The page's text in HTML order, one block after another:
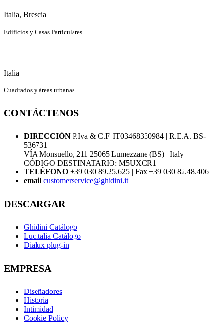
Italia, Brescia
Edificios y Casas Particulares
Italia
Cuadrados y áreas urbanas
CONTÁCTENOS
DIRECCIÓN P.Iva & C.F. IT03468330984 | R.E.A. BS-
536731
VÍA Monsuello, 211 25065 Lumezzane (BS) | Italy
CÓDIGO DESTINATARIO: M5UXCR1
TELÉFONO +39 030 89.25.625 | Fax +39 030 82.48.406
email customerservice@ghidini.it
DESCARGAR
Ghidini Catálogo
Lucitalia Catálogo
Dialux plug-in
EMPRESA
Diseñadores
Historia
Intimidad
Cookie Policy